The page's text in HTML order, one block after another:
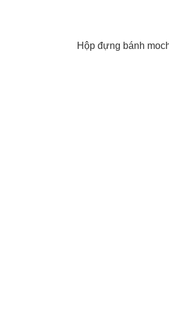
Hộp đựng bánh